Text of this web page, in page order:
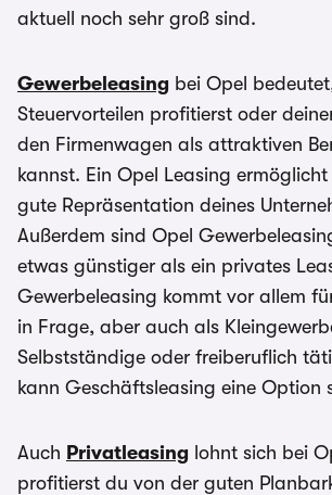
aktuell noch sehr groß sind.
Gewerbeleasing bei Opel
Steuervorteilen profitierst oder
den Firmenwagen als attraktiven
kannst. Ein Opel Leasing
gute Repräsentation deines
Außerdem sind Opel
etwas günstiger als ein privates
Gewerbeleasing kommt vor allem
in Frage, aber auch als
Selbstständige oder freiberuflich
kann Geschäftsleasing eine Option
Auch Privatleasing lohnt sich bei
profitierst du von der guten